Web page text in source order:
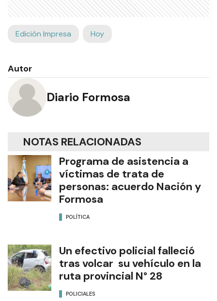
Edición Impresa Hoy
Autor
Diario Formosa
NOTAS RELACIONADAS
Programa de asistencia a
víctimas de trata de
personas: acuerdo Nación y
Formosa
POLÍTICA
Un efectivo policial falleció
tras volcar su vehículo en la
ruta provincial N° 28
POLICIALES